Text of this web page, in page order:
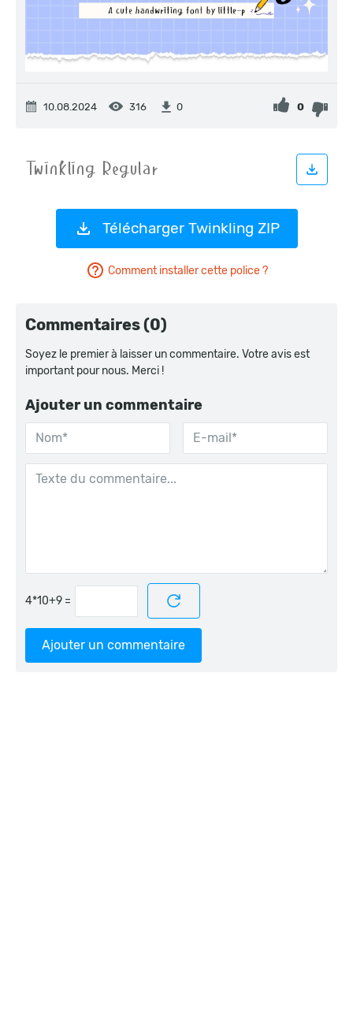
10.08.2024 316 0 0
Télécharger Twinkling ZIP
Comment installer cette police ?
Commentaires (0)
Soyez le premier à laisser un commentaire. Votre avis est
important pour nous. Merci !
Ajouter un commentaire
=
Ajouter un commentaire